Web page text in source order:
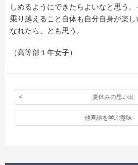
しめるようにできたらよいなと思う
乗り越えること自体も自分自身が楽
なれたら、とも思う。
（高等部１年女子）
夏休みの思い出
他言語を学ぶ意味